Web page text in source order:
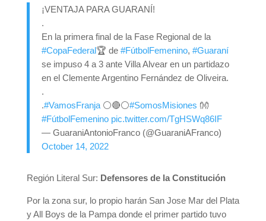
¡VENTAJA PARA GUARANÍ!
.
En la primera final de la Fase Regional de la
#CopaFederal🏆 de #FútbolFemenino, #Guaraní
se impuso 4 a 3 ante Villa Alvear en un partidazo
en el Clemente Argentino Fernández de Oliveira.
.
.#VamosFranja⚪🔴⚪#SomosMisiones 👐
#FútbolFemenino pic.twitter.com/TgHSWq86IF
— GuaraniAntonioFranco (@GuaraniAFranco)
October 14, 2022
Región Literal Sur: Defensores de la Constitución
Por la zona sur, lo propio harán San Jose Mar del Plata
y All Boys de la Pampa donde el primer partido tuvo